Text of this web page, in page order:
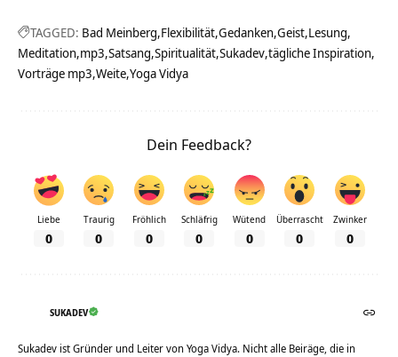
TAGGED: Bad Meinberg Flexibilität Gedanken Geist Lesung
Meditation mp3 Satsang Spiritualität Sukadev tägliche Inspiration
Vorträge mp3 Weite Yoga Vidya
Dein Feedback?
Liebe
0
Traurig
0
Fröhlich
0
Schläfrig
0
Wütend
0
Überrascht
0
Zwinker
0
SUKADEV
Sukadev ist Gründer und Leiter von Yoga Vidya. Nicht alle Beiräge, die in